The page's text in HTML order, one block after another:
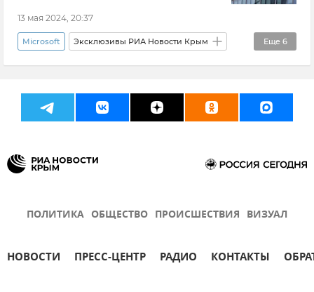
13 мая 2024, 20:37
Еще 6
Microsoft Эксклюзивы РИА Новости Крым
КФУ (Крымский федеральный университет)
Юрий Сосновский Новости
Компьютер Интернет
ПОЛИТИКА ОБЩЕСТВО ПРОИСШЕСТВИЯ ВИЗУАЛ
НОВОСТИ ПРЕСС-ЦЕНТР РАДИО КОНТАКТЫ